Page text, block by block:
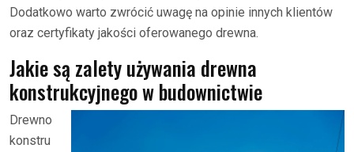
Dodatkowo warto zwrócić uwagę na opinie innych klientów
oraz certyfikaty jakości oferowanego drewna.
Jakie są zalety używania drewna
konstrukcyjnego w budownictwie
Drewno
konstru